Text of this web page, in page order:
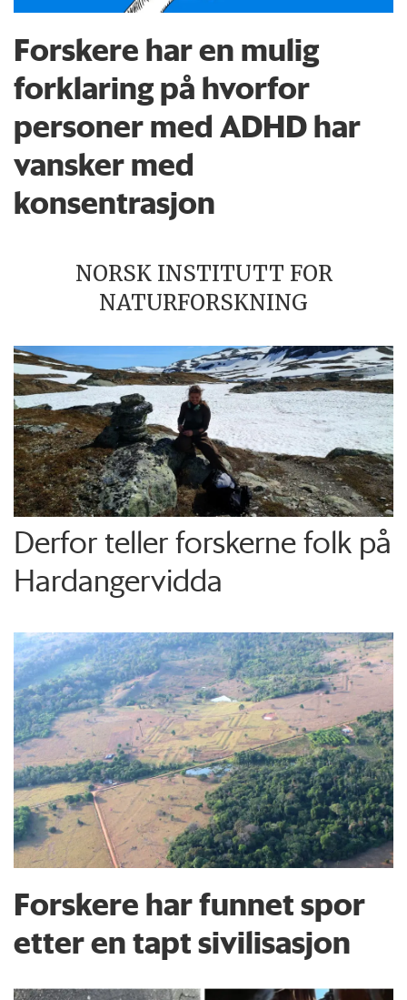
Forskere har en mulig
forklaring på hvorfor
personer med ADHD har
vansker med
konsentrasjon
NORSK INSTITUTT FOR
NATURFORSKNING
Derfor teller forskerne folk på
Hardangervidda
Forskere har funnet spor
etter en tapt sivilisasjon